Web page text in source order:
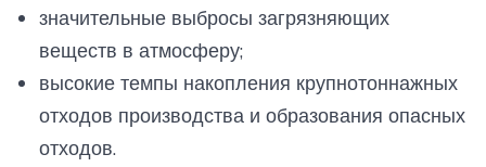
значительные выбросы загрязняющих
веществ в атмосферу;
высокие темпы накопления крупнотоннажных
отходов производства и образования опасных
отходов.